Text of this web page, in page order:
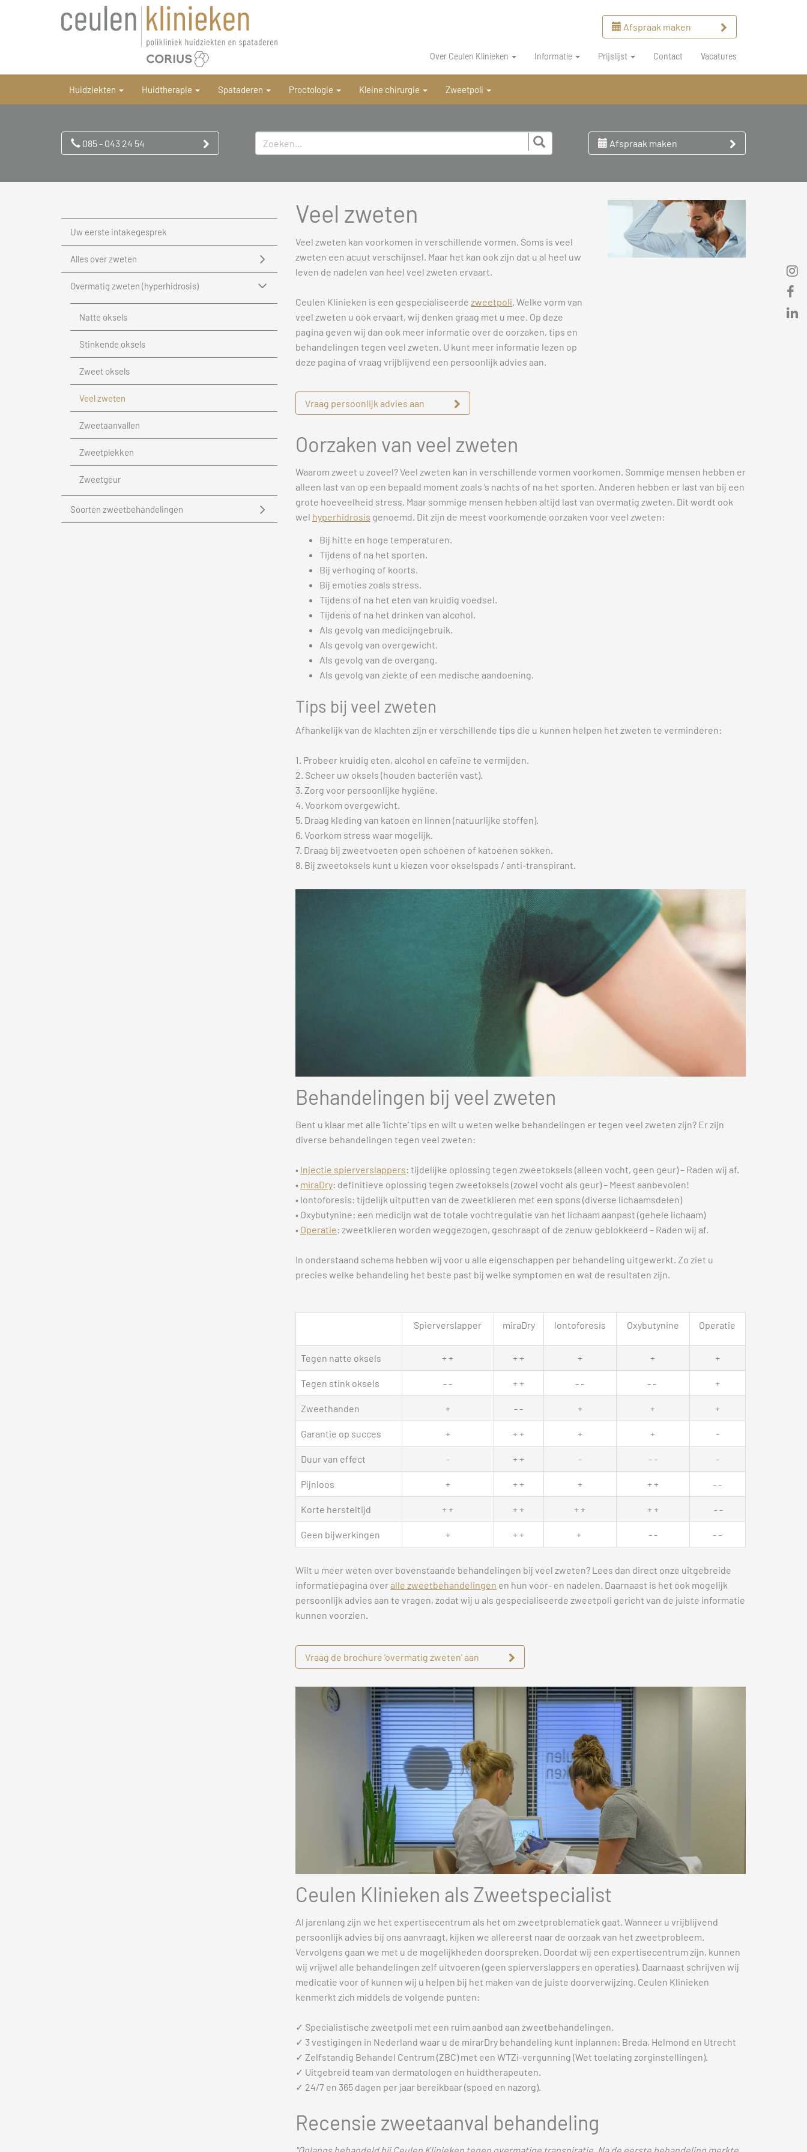
Afspraak maken
Over Ceulen Klinieken Informatie Prijslijst Contact Vacatures
Huidziekten Huidtherapie Spataderen Proctologie Kleine chirurgie Zweetpoli
085 - 043 24 54 Afspraak maken
Uw eerste intakegesprek
Alles over zweten
Overmatig zweten (hyperhidrosis)
Natte oksels
Stinkende oksels
Zweet oksels
Veel zweten
Zweetaanvallen
Zweetplekken
Zweetgeur
Soorten zweetbehandelingen
Veel zweten
Veel zweten kan voorkomen in verschillende vormen. Soms is veel
zweten een acuut verschijnsel. Maar het kan ook zijn dat u al heel uw
leven de nadelen van heel veel zweten ervaart.
Ceulen Klinieken is een gespecialiseerde zweetpoli . Welke vorm van
veel zweten u ook ervaart, wij denken graag met u mee. Op deze
pagina geven wij dan ook meer informatie over de oorzaken, tips en
behandelingen tegen veel zweten. U kunt meer informatie lezen op
deze pagina of vraag vrijblijvend een persoonlijk advies aan.
Vraag persoonlijk advies aan
Oorzaken van veel zweten
Waarom zweet u zoveel? Veel zweten kan in verschillende vormen voorkomen. Sommige mensen hebben er
alleen last van op een bepaald moment zoals ’s nachts of na het sporten. Anderen hebben er last van bij een
grote hoeveelheid stress. Maar sommige mensen hebben altijd last van overmatig zweten. Dit wordt ook
wel hyperhidrosis genoemd. Dit zijn de meest voorkomende oorzaken voor veel zweten:
Bij hitte en hoge temperaturen.
Tijdens of na het sporten.
Bij verhoging of koorts.
Bij emoties zoals stress.
Tijdens of na het eten van kruidig voedsel.
Tijdens of na het drinken van alcohol.
Als gevolg van medicijngebruik.
Als gevolg van overgewicht.
Als gevolg van de overgang.
Als gevolg van ziekte of een medische aandoening.
Tips bij veel zweten
Afhankelijk van de klachten zijn er verschillende tips die u kunnen helpen het zweten te verminderen:
1. Probeer kruidig eten, alcohol en cafeïne te vermijden.
2. Scheer uw oksels (houden bacteriën vast).
3. Zorg voor persoonlijke hygiëne.
4. Voorkom overgewicht.
5. Draag kleding van katoen en linnen (natuurlijke stoffen).
6. Voorkom stress waar mogelijk.
7. Draag bij zweetvoeten open schoenen of katoenen sokken.
8. Bij zweetoksels kunt u kiezen voor okselspads / anti-transpirant.
Behandelingen bij veel zweten
Bent u klaar met alle ‘lichte’ tips en wilt u weten welke behandelingen er tegen veel zweten zijn? Er zijn
diverse behandelingen tegen veel zweten:
• Injectie spierverslappers: tijdelijke oplossing tegen zweetoksels (alleen vocht, geen geur) – Raden wij af.
• miraDry: definitieve oplossing tegen zweetoksels (zowel vocht als geur) – Meest aanbevolen!
• Iontoforesis: tijdelijk uitputten van de zweetklieren met een spons (diverse lichaamsdelen)
• Oxybutynine: een medicijn wat de totale vochtregulatie van het lichaam aanpast (gehele lichaam)
• Operatie: zweetklieren worden weggezogen, geschraapt of de zenuw geblokkeerd – Raden wij af.
In onderstaand schema hebben wij voor u alle eigenschappen per behandeling uitgewerkt. Zo ziet u
precies welke behandeling het beste past bij welke symptomen en wat de resultaten zijn.
Spierverslapper miraDry lontoforesis Oxybutynine Operatie
Tegen natte oksels + + + + + + +
Tegen stink oksels - - + + - - - - +
Zweethanden + - - + + +
Garantie op succes + + + + + -
Duur van effect - + + - - - -
Pijnloos + + + + + + - -
Korte hersteltijd + + + + + + + + - -
Geen bijwerkingen + + + + - - - -
Wilt u meer weten over bovenstaande behandelingen bij veel zweten? Lees dan direct onze uitgebreide
informatiepagina overalle zweetbehandelingen en hun voor- en nadelen. Daarnaast is het ook mogelijk
persoonlijk advies aan te vragen, zodat wij u als gespecialiseerde zweetpoli gericht van de juiste informatie
kunnen voorzien.
Vraag de brochure 'overmatig zweten' aan
Ceulen Klinieken als Zweetspecialist
Al jarenlang zijn we het expertisecentrum als het om zweetproblematiek gaat. Wanneer u vrijblijvend
persoonlijk advies bij ons aanvraagt, kijken we allereerst naar de oorzaak van het zweetprobleem.
Vervolgens gaan we met u de mogelijkheden doorspreken. Doordat wij een expertisecentrum zijn, kunnen
wij vrijwel alle behandelingen zelf uitvoeren (geen spierverslappers en operaties). Daarnaast schrijven wij
medicatie voor of kunnen wij u helpen bij het maken van de juiste doorverwijzing. Ceulen Klinieken
kenmerkt zich middels de volgende punten:
✓ Specialistische zweetpoli met een ruim aanbod aan zweetbehandelingen.
✓ 3 vestigingen in Nederland waar u de mirarDry behandeling kunt inplannen: Breda, Helmond en Utrecht
✓ Zelfstandig Behandel Centrum (ZBC) met een WTZi-vergunning (Wet toelating zorginstellingen).
✓ Uitgebreid team van dermatologen en huidtherapeuten.
✓ 24/7 en 365 dagen per jaar bereikbaar (spoed en nazorg).
Recensie zweetaanval behandeling
"Onlangs behandeld bij Ceulen Klinieken tegen overmatige transpiratie. Na de eerste behandeling merkte